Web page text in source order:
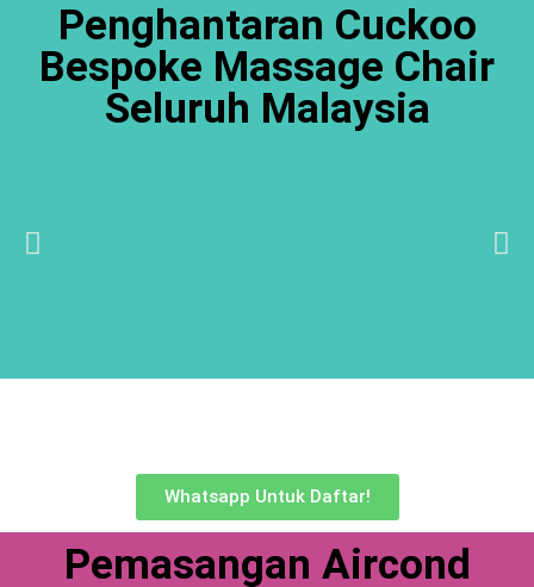
Penghantaran Cuckoo
Bespoke Massage Chair
Seluruh Malaysia
Whatsapp Untuk Daftar!
Pemasangan Aircond